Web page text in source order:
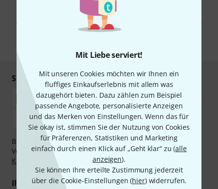
Mit Liebe serviert!
Mit unseren Cookies möchten wir Ihnen ein
fluffiges Einkaufserlebnis mit allem was
dazugehört bieten. Dazu zählen zum Beispiel
passende Angebote, personalisierte Anzeigen
und das Merken von Einstellungen. Wenn das für
Sie okay ist, stimmen Sie der Nutzung von Cookies
für Präferenzen, Statistiken und Marketing
einfach durch einen Klick auf „Geht klar“ zu (alle
anzeigen).
Sie können Ihre erteilte Zustimmung jederzeit
über die Cookie-Einstellungen (hier) widerrufen.
Mit Klick auf „Jetzt anmelden“ stimmen Sie dem Erhalt von E-Mail-
Werbung und einer Messung des E-Mail-Nutzungsverhaltens zu. Die
Abmeldung ist jederzeit möglich. Weitere Informationen finden Sie in
unserenDatenschutzhinweisen
Sicher einkaufen & bezahlen
Bezahlen Sie vertraulich und sicher per Nachnahme,
Vorkasse, PayPal, Amazon Pay,Klarna Sofort bezahlen
Klarna Ratenzahlung
oder Kreditkarte.
Ihre Vorteile